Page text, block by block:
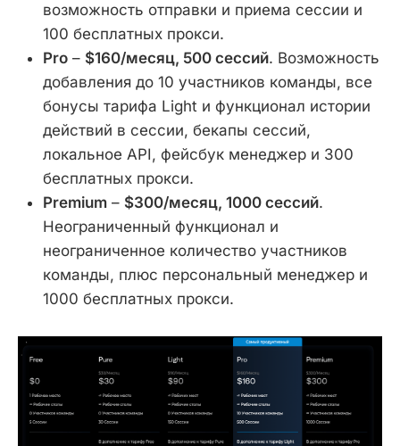
возможность отправки и приема сессии и
100 бесплатных прокси.
Pro – $160/месяц, 500 сессий. Возможность
добавления до 10 участников команды, все
бонусы тарифа Light и функционал истории
действий в сессии, бекапы сессий,
локальное API, фейсбук менеджер и 300
бесплатных прокси.
Premium – $300/месяц, 1000 сессий.
Неограниченный функционал и
неограниченное количество участников
команды, плюс персональный менеджер и
1000 бесплатных прокси.